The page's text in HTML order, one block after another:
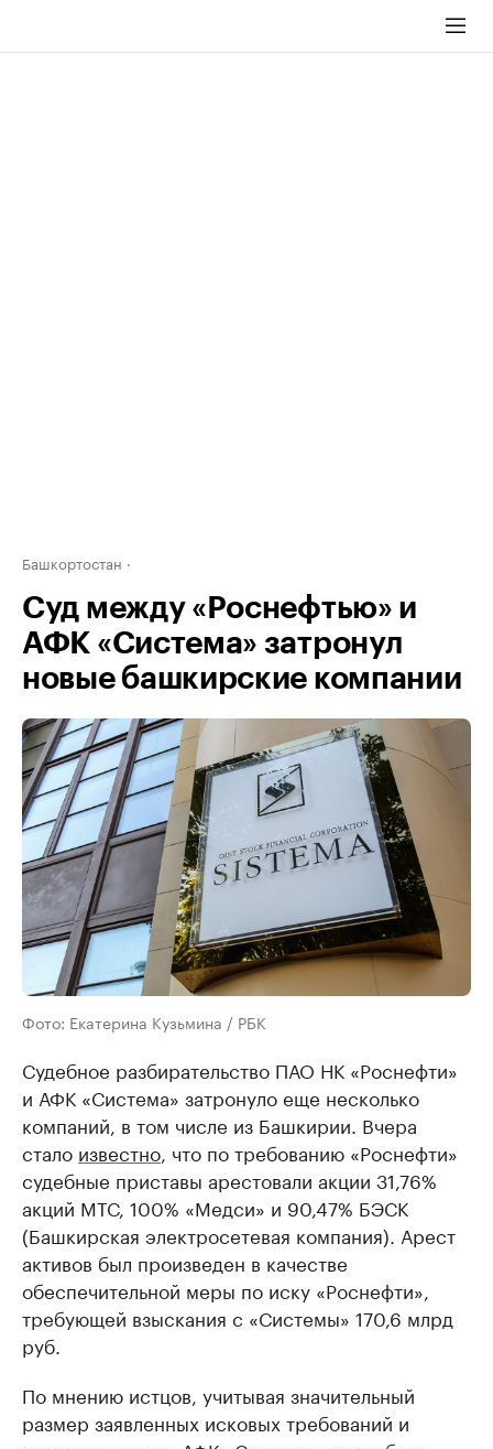
Башкортостан
Суд между «Роснефтью» и
АФК «Система» затронул
новые башкирские компании
Фото: Екатерина Кузьмина / РБК
Судебное разбирательство ПАО НК «Роснефти»
и АФК «Система» затронуло еще несколько
компаний, в том числе из Башкирии. Вчера
стало известно, что по требованию «Роснефти»
судебные приставы арестовали акции 31,76%
акций МТС, 100% «Медси» и 90,47% БЭСК
(Башкирская электросетевая компания). Арест
активов был произведен в качестве
обеспечительной меры по иску «Роснефти»,
требующей взыскания с «Системы» 170,6 млрд
руб.
По мнению истцов, учитывая значительный
размер заявленных исковых требований и